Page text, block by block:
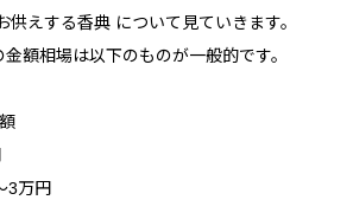
供えする香典 について見ていきます。
額相場は以下のものが一般的です。
万円